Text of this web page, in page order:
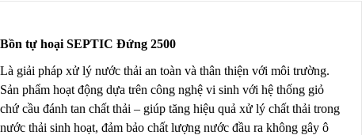
Bồn tự hoại SEPTIC Đứng 2500
Là giải pháp xử lý nước thải an toàn và thân thiện với môi trường.
Sản phẩm hoạt động dựa trên công nghệ vi sinh với hệ thống giỏ
chứ cầu đánh tan chất thải – giúp tăng hiệu quả xử lý chất thải trong
nước thải sinh hoạt, đảm bảo chất lượng nước đầu ra không gây ô